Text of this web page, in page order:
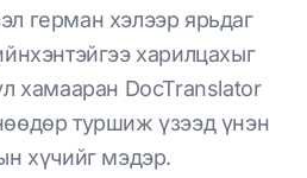
герман хэлээр ярьдаг
харилцахыг
хамааран DocTranslator
туршиж үзээд үнэн
хүчийг мэдэр.